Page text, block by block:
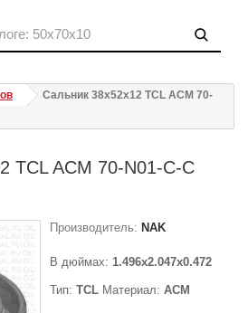
Сальник 38x52x12 TCL ACM 70-
TCL ACM 70-N01-C-C
Производитель: NAK
В дюймах: 1.496x2.047x0.472
Тип: TCL Материал: ACM